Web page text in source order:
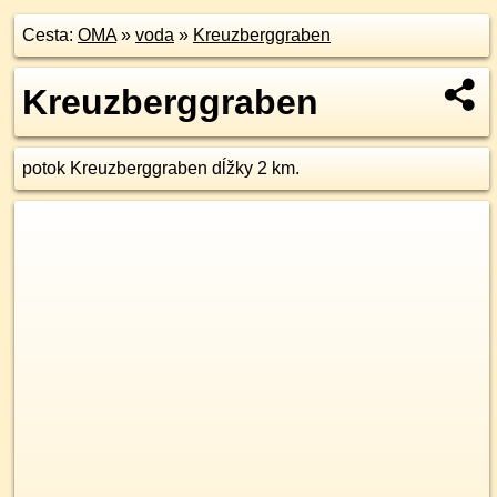
Cesta: OMA» voda » Kreuzberggraben
Kreuzberggraben
potok Kreuzberggraben dĺžky 2 km.